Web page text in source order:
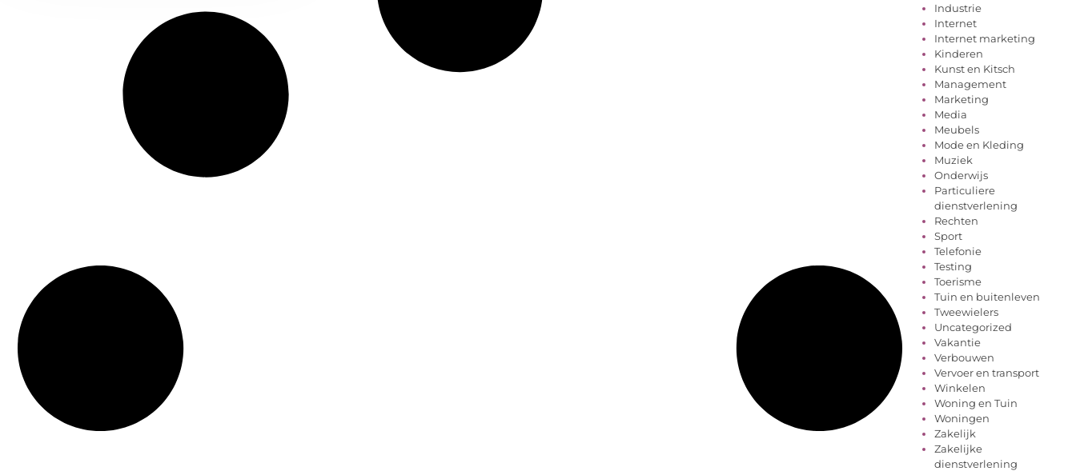
Industrie
Internet
Internet marketing
Kinderen
Kunst en Kitsch
Management
Marketing
Media
Meubels
Mode en Kleding
Muziek
Onderwijs
Particuliere
dienstverlening
Rechten
Sport
Telefonie
Testing
Toerisme
Tuin en buitenleven
Tweewielers
Uncategorized
Vakantie
Verbouwen
Vervoer en transport
Winkelen
Woning en Tuin
Woningen
Zakelijk
Zakelijke
dienstverlening